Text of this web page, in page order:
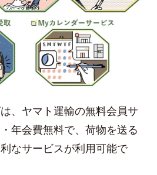
、ヤマト運輸の無料会員サ
年会費無料で、荷物を送る
なサービスが利用可能で